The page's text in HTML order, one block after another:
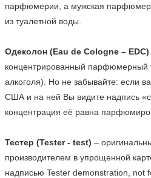
парфюмерии, а мужская
из туалетной воды.
Одеколон (Eau de Cologne – EDC)
концентрированный парфюмерный
алкоголя). Но не забывайте: если
США и на ней Вы видите надпись
концентрация её равна
Тестер (Tester - test) –
производителем в упрощенной
надписью Tester demonstration, not